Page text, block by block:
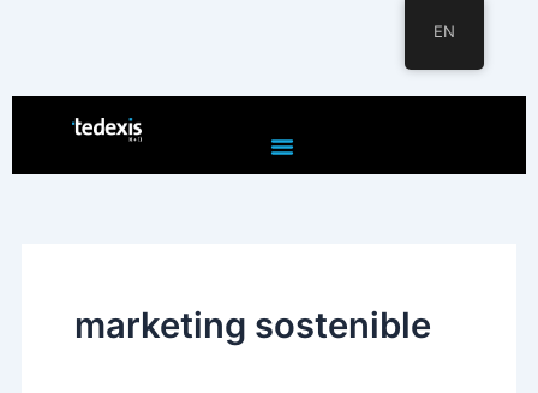
marketing sostenible
EN